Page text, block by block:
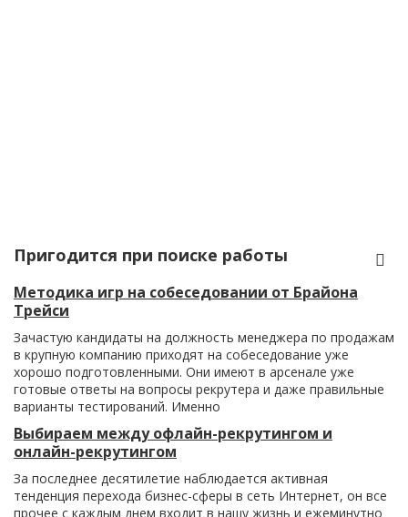
Пригодится при поиске работы
Методика игр на собеседовании от Брайона
Трейси
Зачастую кандидаты на должность менеджера по продажам
в крупную компанию приходят на собеседование уже
хорошо подготовленными. Они имеют в арсенале уже
готовые ответы на вопросы рекрутера и даже правильные
варианты тестирований. Именно
Выбираем между офлайн-рекрутингом и
онлайн-рекрутингом
За последнее десятилетие наблюдается активная
тенденция перехода бизнес-сферы в сеть Интернет, он все
прочее с каждым днем входит в нашу жизнь и ежеминутно